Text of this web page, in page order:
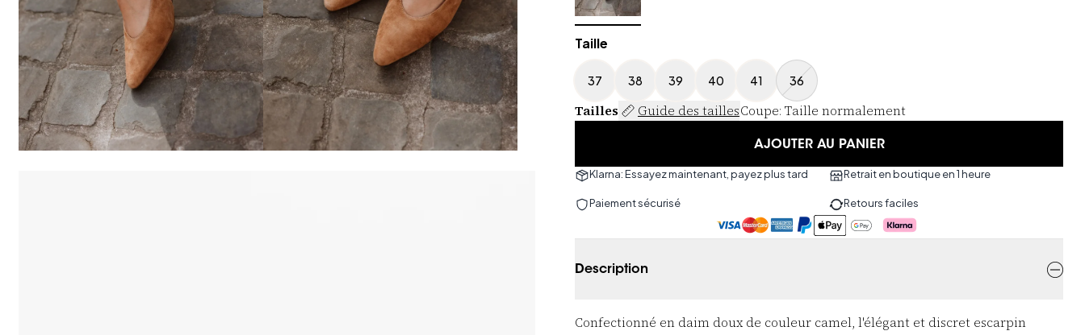
Taille
37 38 39 40 41 36
Tailles Guide des taillesCoupe: Taille normalement
AJOUTER AU PANIER
Klarna: Essayez maintenant, payez plus tard Retrait en boutique en 1 heure
Paiement sécurisé Retours faciles
Description
Confectionné en daim doux de couleur camel, l'élégant et discret escarpin